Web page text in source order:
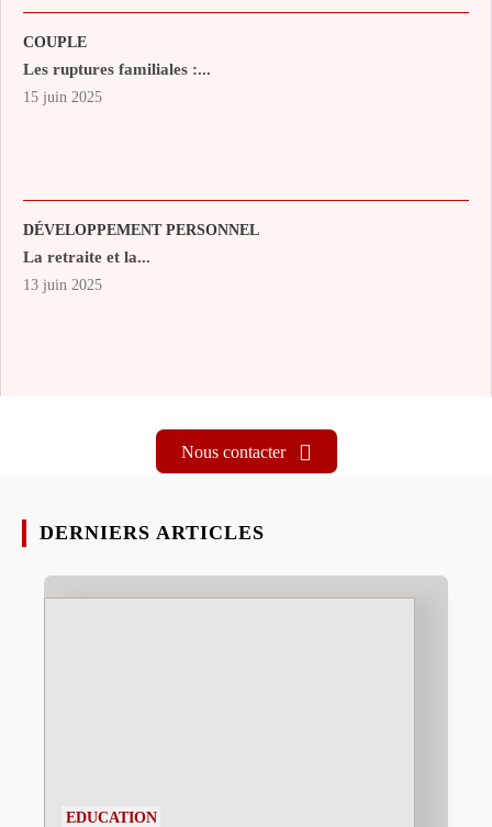
COUPLE
Les ruptures familiales :...
15 juin 2025
DÉVELOPPEMENT PERSONNEL
La retraite et la...
13 juin 2025
Nous contacter
DERNIERS ARTICLES
EDUCATION